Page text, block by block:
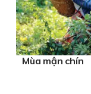
Mùa mận chín